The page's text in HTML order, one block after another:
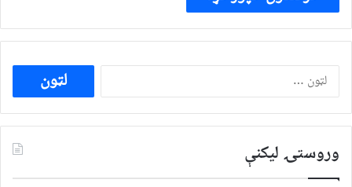
ددی
لپاره
لټون:
وروستۍ ليکنې